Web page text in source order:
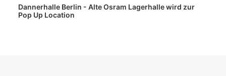
Dannerhalle Berlin - Alte Osram Lagerhalle wird zur
Pop Up Location